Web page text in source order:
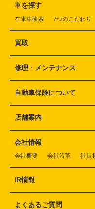
車を探す
在庫車検索 7つのこだわり
買取
修理・メンテナンス
自動車保険について
店舗案内
会社情報
会社概要 会社沿革 社長
IR情報
よくあるご質問